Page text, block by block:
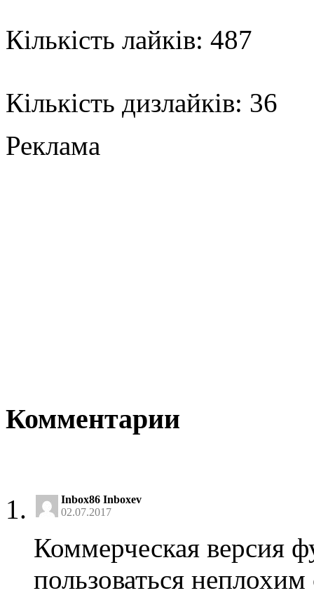
Кількість лайків: 487
Кількість дизлайків: 36
Реклама
Комментарии
Inbox86 Inboxev
02.07.2017
Коммерческая версия
пользоваться